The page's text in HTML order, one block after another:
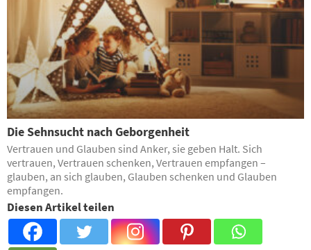
Die Sehnsucht nach Geborgenheit
Vertrauen und Glauben sind Anker, sie geben Halt. Sich
vertrauen, Vertrauen schenken, Vertrauen empfangen –
glauben, an sich glauben, Glauben schenken und Glauben
empfangen.
Diesen Artikel teilen